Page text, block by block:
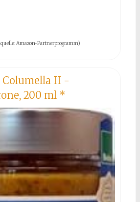
Amazon-Partnerprogramm)
II -
200 ml *